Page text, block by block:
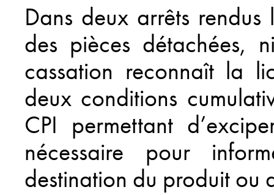
Dans deux arrêts
des pièces détachées,
cassation reconnaît la
deux conditions
CPI permettant
nécessaire pour
destination du produit ou